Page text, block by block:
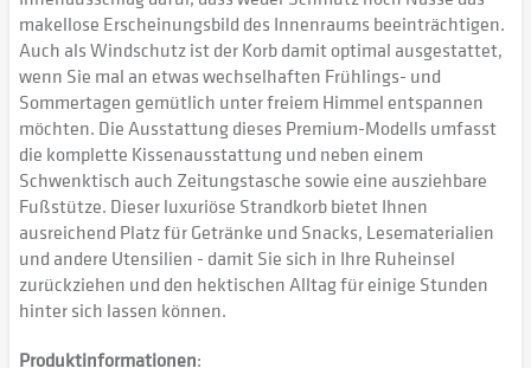
makellose Erscheinungsbild des Innenraums beeinträchtigen.
Auch als Windschutz ist der Korb damit optimal ausgestattet,
wenn Sie mal an etwas wechselhaften Frühlings- und
Sommertagen gemütlich unter freiem Himmel entspannen
möchten. Die Ausstattung dieses Premium-Modells umfasst
die komplette Kissenausstattung und neben einem
Schwenktisch auch Zeitungstasche sowie eine ausziehbare
Fußstütze. Dieser luxuriöse Strandkorb bietet Ihnen
ausreichend Platz für Getränke und Snacks, Lesematerialien
und andere Utensilien - damit Sie sich in Ihre Ruheinsel
zurückziehen und den hektischen Alltag für einige Stunden
hinter sich lassen können.
Produktinformationen: